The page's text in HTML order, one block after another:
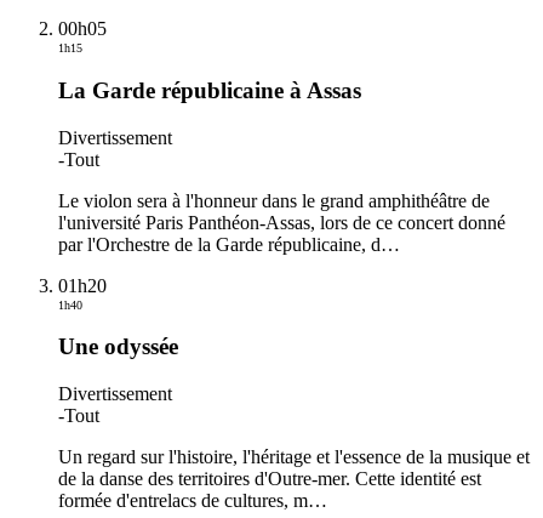
00h05
1h15
La Garde républicaine à Assas
Divertissement
-Tout
Le violon sera à l'honneur dans le grand amphithéâtre de
l'université Paris Panthéon-Assas, lors de ce concert donné
par l'Orchestre de la Garde républicaine, d…
01h20
1h40
Une odyssée
Divertissement
-Tout
Un regard sur l'histoire, l'héritage et l'essence de la musique et
de la danse des territoires d'Outre-mer. Cette identité est
formée d'entrelacs de cultures, m…